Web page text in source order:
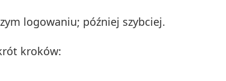
logowaniu; później szybciej.
kroków: